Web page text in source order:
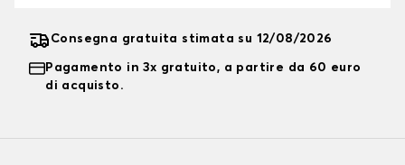
Consegna gratuita stimata su 12/08/2026
Pagamento in 3x gratuito, a partire da 60 euro
di acquisto.